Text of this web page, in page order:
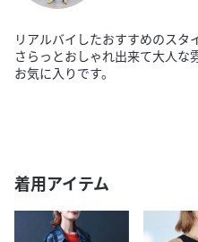
リアルバイしたおすすめのスタ
さらっとおしゃれ出来て大人な
お気に入りです。
着用アイテム